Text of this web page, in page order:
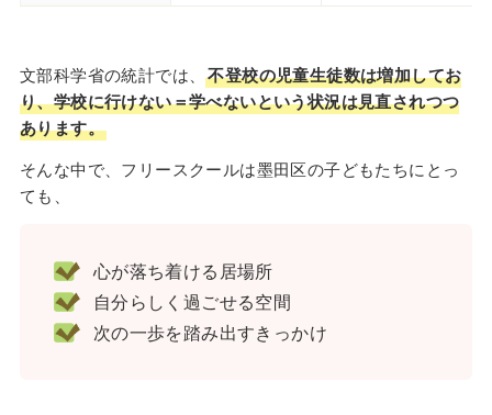
文部科学省の統計では、不登校の児童生徒数は増加してお
り、学校に行けない＝学べないという状況は見直されつつ
あります。
そんな中で、フリースクールは墨田区の子どもたちにとっ
ても、
心が落ち着ける居場所
自分らしく過ごせる空間
次の一歩を踏み出すきっかけ